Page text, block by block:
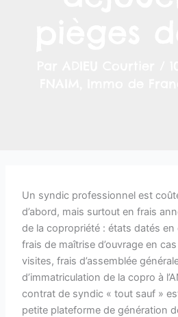
Un syndic professionnel est
d’abord, mais surtout en frais
de la copropriété : états datés en
frais de maîtrise d’ouvrage en
visites, frais d’assemblée
d’immatriculation de la copro à
contrat de syndic « tout sauf »
petite plateforme de génération